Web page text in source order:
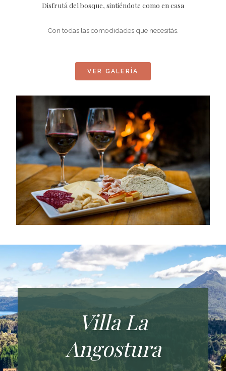
Disfrutá del bosque, sintiéndote como en casa
Con todas las comodidades que necesitás.
VER GALERÍA
Villa La
Angostura